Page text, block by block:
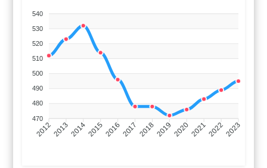
540
530
520
510
500
490
480
470
201220132014201520162017 20182019 2020202120222023